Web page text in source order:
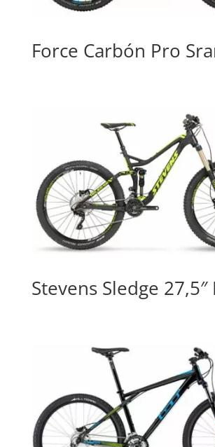
Force Carbón Pro
Stevens Sledge